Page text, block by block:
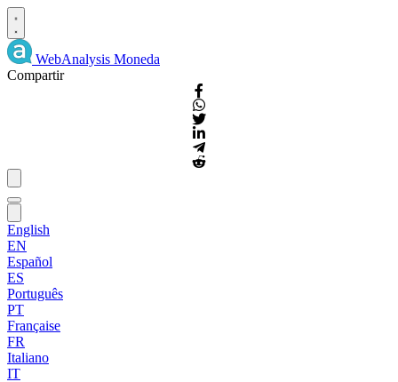
WebAnalysis Moneda
Compartir
English
EN
Español
ES
Português
PT
Française
FR
Italiano
IT